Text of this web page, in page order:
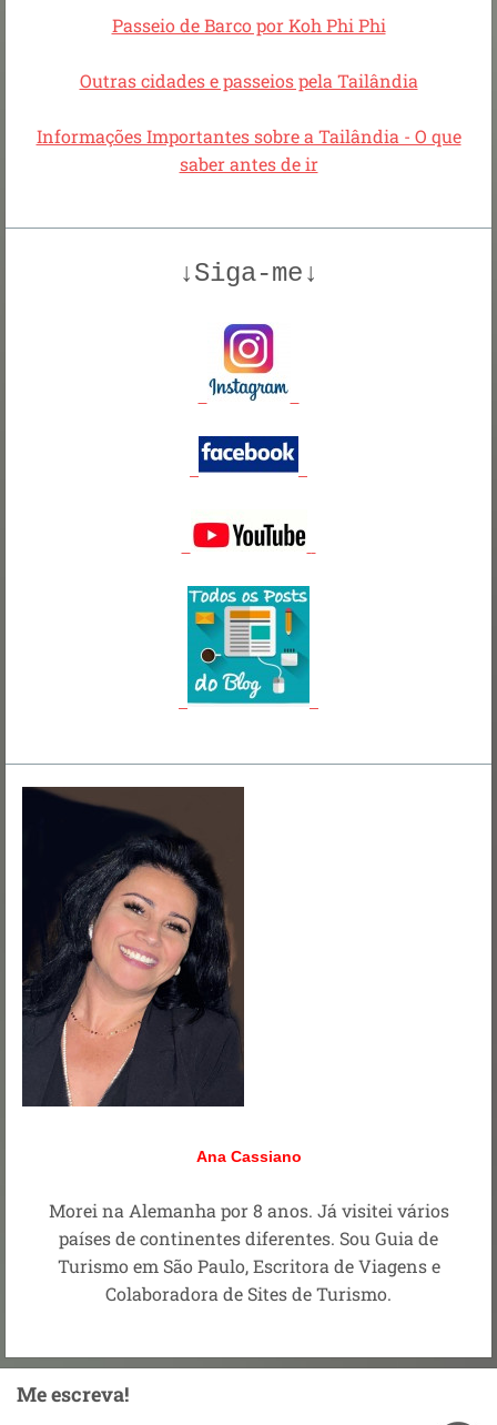
Passeio de Barco por Koh Phi Phi
Outras cidades e passeios pela Tailândia
Informações Importantes sobre a Tailândia - O que
saber antes de ir
↓Siga-me↓
Ana Cassiano
Morei na Alemanha por 8 anos. Já visitei vários
países de continentes diferentes. Sou Guia de
Turismo em São Paulo, Escritora de Viagens e
Colaboradora de Sites de Turismo.
Me escreva!